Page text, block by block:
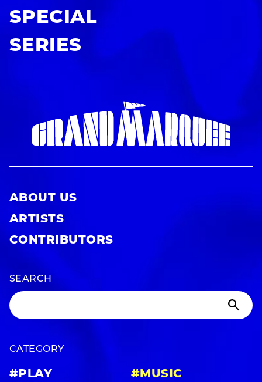
SPECIAL
SERIES
ABOUT US
ARTISTS
CONTRIBUTORS
SEARCH
CATEGORY
#PLAY
#MUSIC